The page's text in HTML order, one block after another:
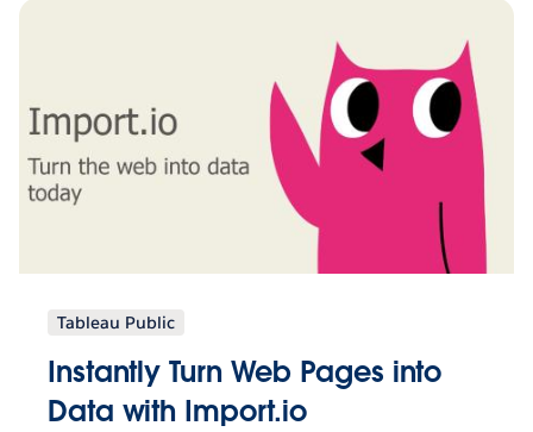
Tableau Public
Instantly Turn Web Pages into
Data with Import.io